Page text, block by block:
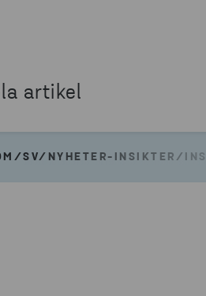
artikel
SV/NYHETER-INSIKTER/